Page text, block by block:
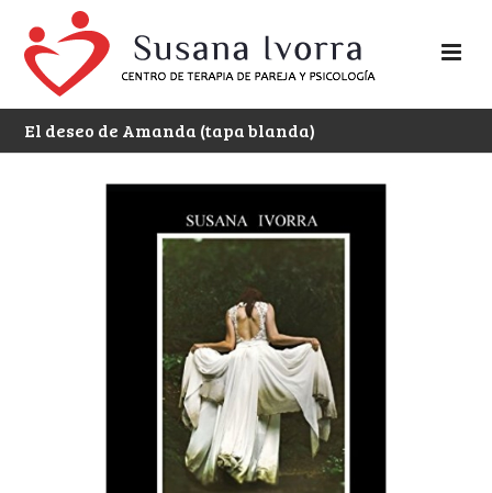
El deseo de Amanda (tapa blanda)